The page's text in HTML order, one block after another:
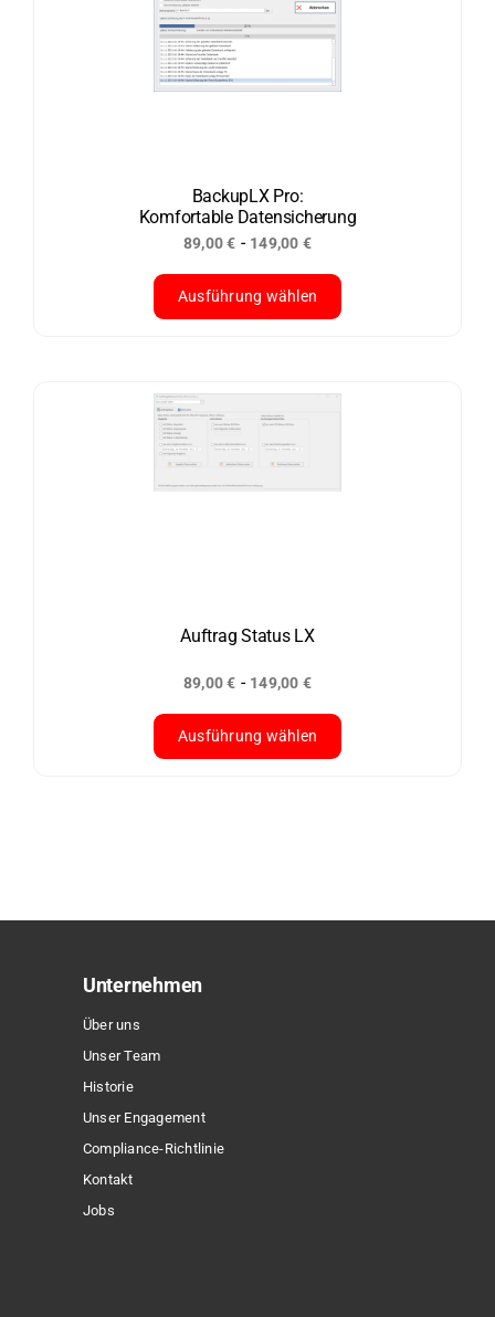
Varianten
auf.
Die
Produktseite
gewählt
werden
BackupLX Pro:
Komfortable Datensicherung
89,00€ - 149,00 €
Ausführung wählen
weist
mehrere
Varianten
auf.
gewählt
werden
Auftrag Status LX
89,00€ - 149,00 €
Ausführung wählen
auf.
Optionen
gewählt
werden
Unternehmen
Über uns
Unser Team
Historie
Unser Engagement
Compliance-Richtlinie
Kontakt
Jobs